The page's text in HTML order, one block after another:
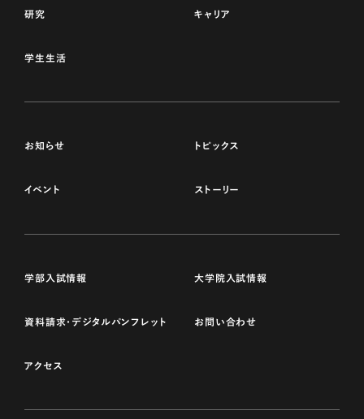
研究 キャリア
学生生活
お知らせ トピックス
イベント ストーリー
学部入試情報 大学院入試情報
資料請求・デジタルパンフレット お問い合わせ
アクセス